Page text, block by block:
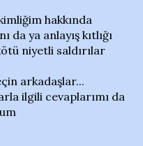
hakkında
da ya anlayış kıtlığı
niyetli saldırılar
arkadaşlar...
ilgili cevaplarımı da